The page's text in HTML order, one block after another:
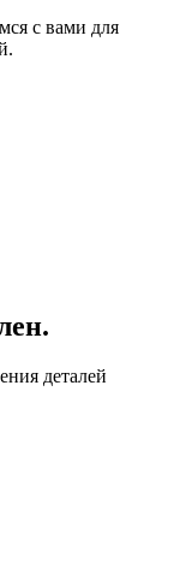
с вами для
деталей